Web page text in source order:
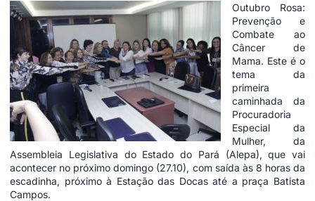
Outubro Rosa:
Prevenção e
Combate ao
Câncer de
Mama. Este é o
tema da
primeira
caminhada da
Procuradoria
Especial da
Mulher, da
Assembleia Legislativa do Estado do Pará (Alepa), que vai
acontecer no próximo domingo (27.10), com saída às 8 horas da
escadinha, próximo à Estação das Docas até a praça Batista
Campos.